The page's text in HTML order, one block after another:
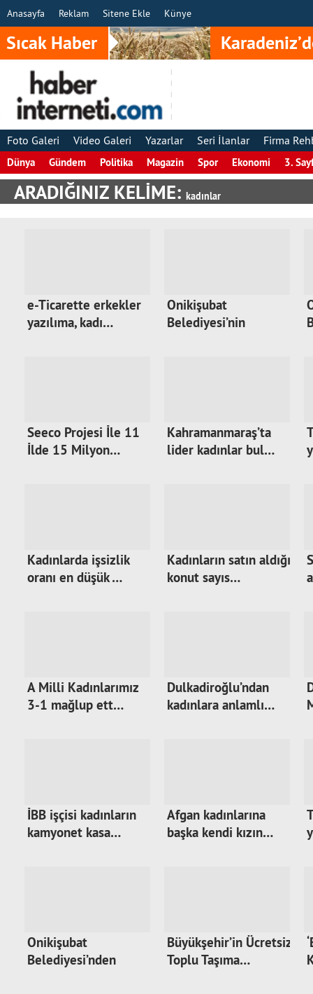
Anasayfa Reklam Sitene Ekle Künye
Sıcak Haber
Foto Galeri Video Galeri Yazarlar Seri İlanlar Firma
Dünya Gündem Politika Magazin Spor Ekonomi 3.
ARADIĞINIZ KELİME: kadınlar
e-Ticarette erkekler
yazılıma, kadı…
Onikişubat
Belediyesi’nin
Seeco Projesi İle 11
İlde 15 Milyon…
Kahramanmaraş’ta
lider kadınlar bul…
Kadınlarda işsizlik
oranı en düşük …
Kadınların satın aldığı
konut sayıs…
A Milli Kadınlarımız
3-1 mağlup ett…
Dulkadiroğlu’ndan
kadınlara anlamlı…
İBB işçisi kadınların
kamyonet kasa…
Afgan kadınlarına
başka kendi kızın…
Onikişubat
Belediyesi’nden
Büyükşehir’in Ücretsiz
Toplu Taşıma…